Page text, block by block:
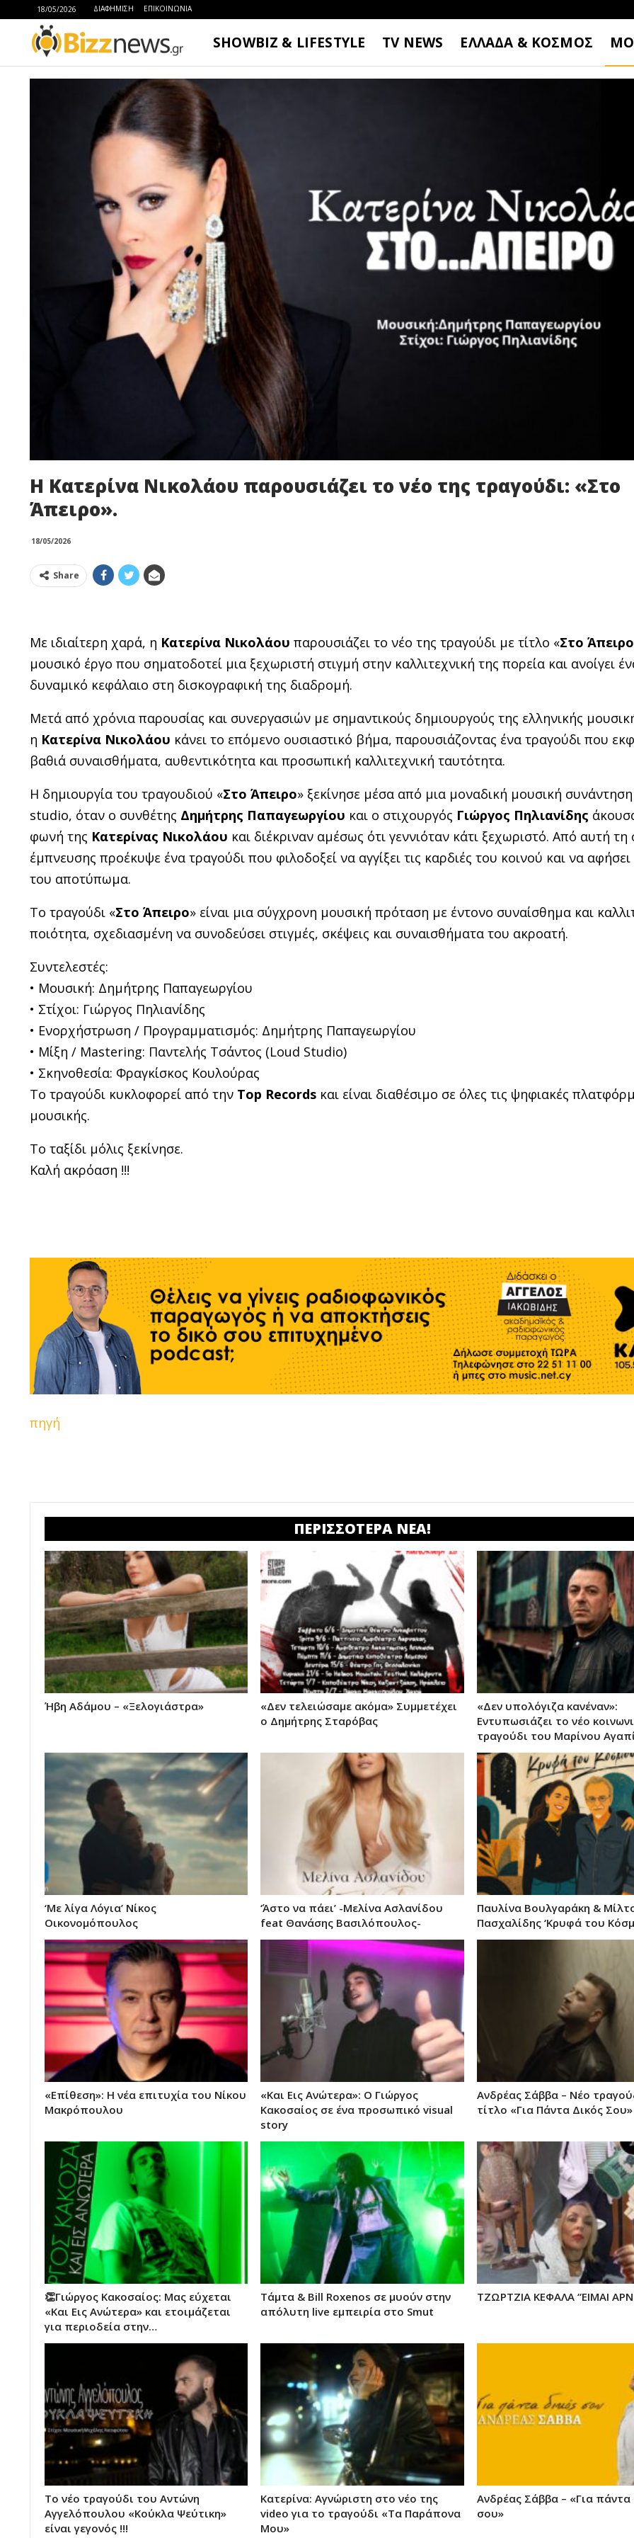
18/05/2026 ΔΙΑΦΗΜΙΣΗ ΕΠΙΚΟΙΝΩΝΙΑ
SHOWBIZ & LIFESTYLE TV NEWS ΕΛΛΑΔΑ & ΚΟΣΜΟΣ
Η Κατερίνα Νικολάου παρουσιάζει το νέο της τραγούδι: «Στο
Άπειρο».
18/05/2026
Share
Με ιδιαίτερη χαρά, η Κατερίνα Νικολάου παρουσιάζει το νέο της τραγούδι με τίτλο «Στο Άπειρο
μουσικό έργο που σηματοδοτεί μια ξεχωριστή στιγμή στην καλλιτεχνική της πορεία και ανοίγει
δυναμικό κεφάλαιο στη δισκογραφική της διαδρομή.
Μετά από χρόνια παρουσίας και συνεργασιών με σημαντικούς δημιουργούς της ελληνικής
η Κατερίνα Νικολάου κάνει το επόμενο ουσιαστικό βήμα, παρουσιάζοντας ένα τραγούδι που
βαθιά συναισθήματα, αυθεντικότητα και προσωπική καλλιτεχνική ταυτότητα.
Η δημιουργία του τραγουδιού «Στο Άπειρο» ξεκίνησε μέσα από μια μοναδική μουσική
studio, όταν ο συνθέτης Δημήτρης Παπαγεωργίου και ο στιχουργός Γιώργος Πηλιανίδης
φωνή της Κατερίνας Νικολάου και διέκριναν αμέσως ότι γεννιόταν κάτι ξεχωριστό. Από αυτή τη
έμπνευσης προέκυψε ένα τραγούδι που φιλοδοξεί να αγγίξει τις καρδιές του κοινού και να αφήσει
του αποτύπωμα.
Το τραγούδι «Στο Άπειρο» είναι μια σύγχρονη μουσική πρόταση με έντονο συναίσθημα και
ποιότητα, σχεδιασμένη να συνοδεύσει στιγμές, σκέψεις και συναισθήματα του ακροατή.
Συντελεστές:
• Μουσική: Δημήτρης Παπαγεωργίου
• Στίχοι: Γιώργος Πηλιανίδης
• Ενορχήστρωση / Προγραμματισμός: Δημήτρης Παπαγεωργίου
• Μίξη / Mastering: Παντελής Τσάντος (Loud Studio)
• Σκηνοθεσία: Φραγκίσκος Κουλούρας
Το τραγούδι κυκλοφορεί από την Top Records και είναι διαθέσιμο σε όλες τις ψηφιακές
μουσικής.
Το ταξίδι μόλις ξεκίνησε.
Καλή ακρόαση !!!
πηγή
ΠΕΡΙΣΣΟΤΕΡΑ ΝΕΑ!
Ήβη Αδάμου – «Ξελογιάστρα»
«Δεν τελειώσαμε ακόμα» Συμμετέχει
ο Δημήτρης Σταρόβας
«Δεν υπολόγιζα κανέναν»:
Εντυπωσιάζει το νέο
τραγούδι του Μαρίνου
‘Με λίγα Λόγια’ Νίκος
Οικονομόπουλος
‘Άστο να πάει’ -Μελίνα Ασλανίδου
feat Θανάσης Βασιλόπουλος-
Παυλίνα Βουλγαράκη &
Πασχαλίδης ‘Κρυφά του
«Επίθεση»: Η νέα επιτυχία του Νίκου
Μακρόπουλου
«Και Εις Ανώτερα»: Ο Γιώργος
Κακοσαίος σε ένα προσωπικό visual
story
Ανδρέας Σάββα – Νέο
τίτλο «Για Πάντα Δικός Σου»
👏Γιώργος Κακοσαίος: Μας εύχεται
«Και Εις Ανώτερα» και ετοιμάζεται
για περιοδεία στην…
Τάμτα & Bill Roxenos σε μυούν στην
απόλυτη live εμπειρία στο Smut
ΤΖΩΡΤΖΙΑ ΚΕΦΑΛΑ “ΕΙΜΑΙ
Το νέο τραγούδι του Αντώνη
Αγγελόπουλου «Κούκλα Ψεύτικη»
είναι γεγονός !!!
Κατερίνα: Αγνώριστη στο νέο της
video για το τραγούδι «Τα Παράπονα
Μου»
Ανδρέας Σάββα – «Για πάντα
σου»